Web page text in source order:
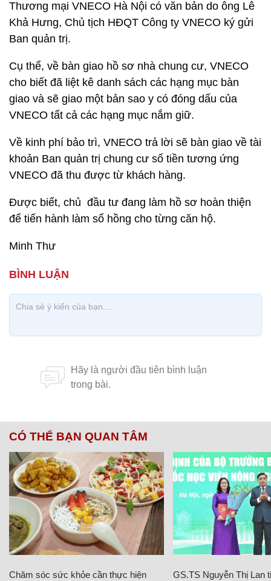
Thương mại VNECO Hà Nội có văn bản do ông Lê
Khả Hưng, Chủ tịch HĐQT Công ty VNECO ký gửi
Ban quản trị.
Cụ thể, về bàn giao hồ sơ nhà chung cư, VNECO
cho biết đã liệt kê danh sách các hạng mục bàn
giao và sẽ giao một bản sao y có đóng dấu của
VNECO tất cả các hạng mục nắm giữ.
Về kinh phí bảo trì, VNECO trả lời sẽ bàn giao về tài
khoản Ban quản trị chung cư số tiền tương ứng
VNECO đã thu được từ khách hàng.
Được biết, chủ đầu tư đang làm hồ sơ hoàn thiện
để tiến hành làm sổ hồng cho từng căn hộ.
Minh Thư
CÓ THỂ BẠN QUAN TÂM
Chăm sóc sức khỏe cần thực hiện
GS.TS Nguyễn Thị Lan